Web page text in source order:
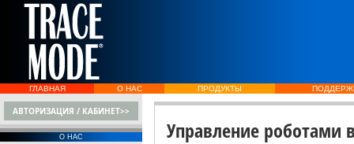
ГЛАВНАЯ О НАС ПРОДУКТЫ
АВТОРИЗАЦИЯ / КАБИНЕТ>>
О НАС Управление роботами в